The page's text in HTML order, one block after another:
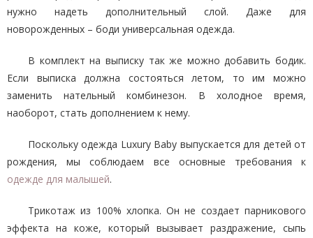
нужно надеть дополнительный слой. Даже для
новорожденных – боди универсальная одежда.
В комплект на выписку так же можно добавить бодик.
Если выписка должна состояться летом, то им можно
заменить нательный комбинезон. В холодное время,
наоборот, стать дополнением к нему.
Поскольку одежда Luxury Baby выпускается для детей от
рождения, мы соблюдаем все основные требования к
одежде для малышей.
Трикотаж из 100% хлопка. Он не создает парникового
эффекта на коже, который вызывает раздражение, сыпь